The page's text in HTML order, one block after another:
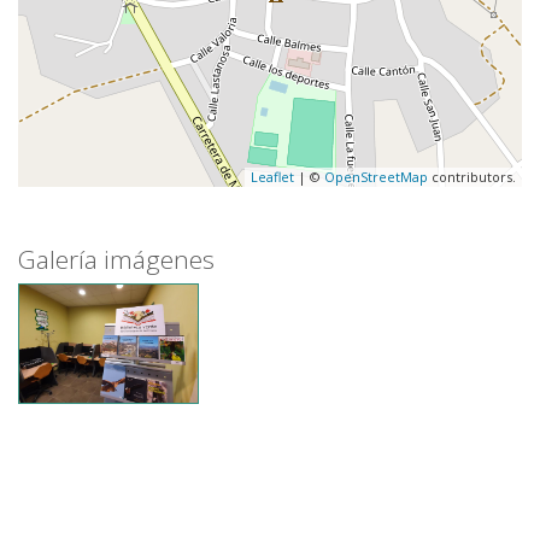
Leaflet | © OpenStreetMap contributors.
Galería imágenes